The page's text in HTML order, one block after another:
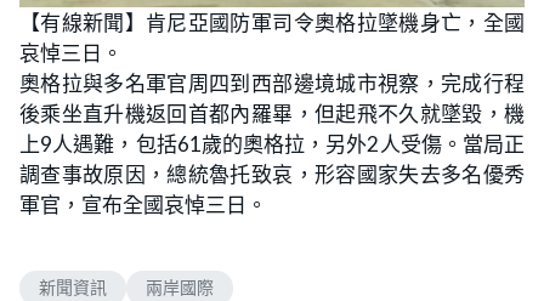
【有線新聞】肯尼亞國防軍司令奧格拉墜機身亡，全國
哀悼三日。
奧格拉與多名軍官周四到西部邊境城市視察，完成行程
後乘坐直升機返回首都內羅畢，但起飛不久就墜毀，機
上9人遇難，包括61歲的奧格拉，另外2人受傷。當局正
調查事故原因，總統魯托致哀，形容國家失去多名優秀
軍官，宣布全國哀悼三日。
新聞資訊 兩岸國際